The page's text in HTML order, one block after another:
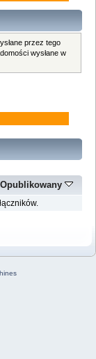
przez tego
wysłane w
Opublikowany